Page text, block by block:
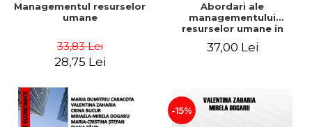
Managementul resurselor
umane
33,83 Lei
28,75 Lei
Abordari ale
managementului
resurselor umane in
37,00 Lei
-15%